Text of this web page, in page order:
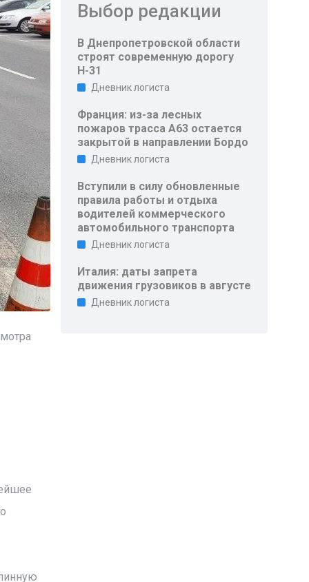
Выбор редакции
В Днепропетровской области
строят современную дорогу
Н-31
Дневник логиста
Франция: из-за лесных
пожаров трасса A63 остается
закрытой в направлении Бордо
Дневник логиста
Вступили в силу обновленные
правила работы и отдыха
водителей коммерческого
автомобильного транспорта
Дневник логиста
Италия: даты запрета
движения грузовиков в августе
Дневник логиста